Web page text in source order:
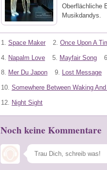
Oberflächliche
Musikdandys.
1. Space Maker 2. Once Upon A
4. Napalm Love 5. Mayfair Song 6.
8. Mer Du Japon 9. Lost Message
10. Somewhere Between Waking
12. Night Sight
Noch keine Kommentare